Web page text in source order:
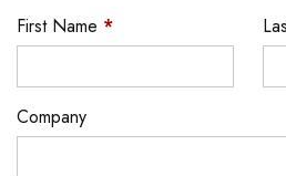
First Name *
Company